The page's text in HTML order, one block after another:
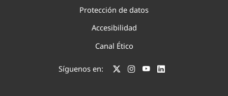
Protección de datos
Accesibilidad
Canal Ético
Síguenos en: